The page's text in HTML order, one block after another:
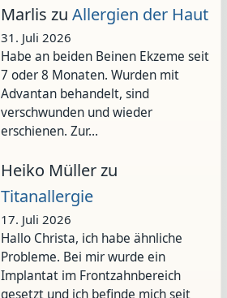
Marlis zu Allergien der Haut
31. Juli 2026
Habe an beiden Beinen Ekzeme seit
7 oder 8 Monaten. Wurden mit
Advantan behandelt, sind
verschwunden und wieder
erschienen. Zur…
Heiko Müllerzu
Titanallergie
17. Juli 2026
Hallo Christa, ich habe ähnliche
Probleme. Bei mir wurde ein
Implantat im Frontzahnbereich
gesetzt und ich befinde mich seit